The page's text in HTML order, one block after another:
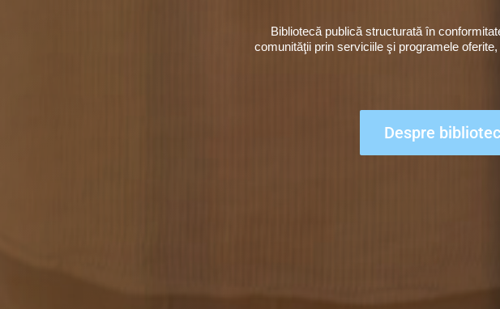
Bibliotecă publică structurată în
comunităţii prin serviciile şi programele
Despre